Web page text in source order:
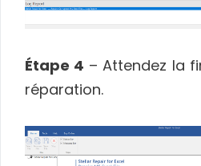
Étape 4 – Attendez la
réparation.